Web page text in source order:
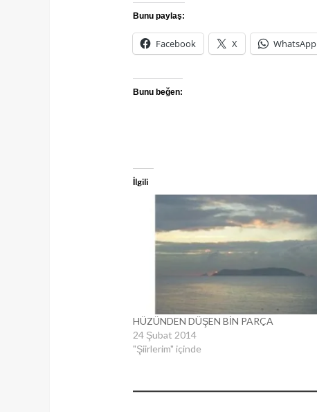
Bunu paylaş:
Facebook X WhatsApp
Bunu beğen:
İlgili
HÜZÜNDEN DÜŞEN BİN PARÇA
24 Şubat 2014
"Şiirlerim" içinde